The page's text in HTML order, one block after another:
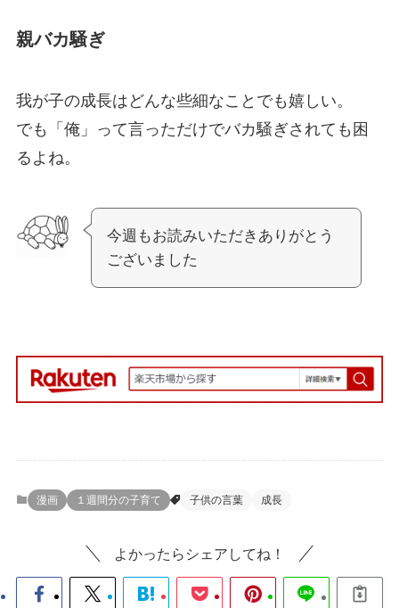
親バカ騒ぎ
我が子の成長はどんな些細なことでも嬉しい。
でも「俺」って言っただけでバカ騒ぎされても困
るよね。
今週もお読みいただきありがとう
ございました
漫画 １週間分の子育て 子供の言葉 成長
よかったらシェアしてね！